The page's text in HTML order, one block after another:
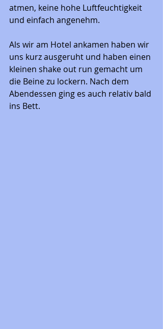
atmen, keine hohe Luftfeuchtigkeit
und einfach angenehm.
Als wir am Hotel ankamen haben wir
uns kurz ausgeruht und haben einen
kleinen shake out run gemacht um
die Beine zu lockern. Nach dem
Abendessen ging es auch relativ bald
ins Bett.